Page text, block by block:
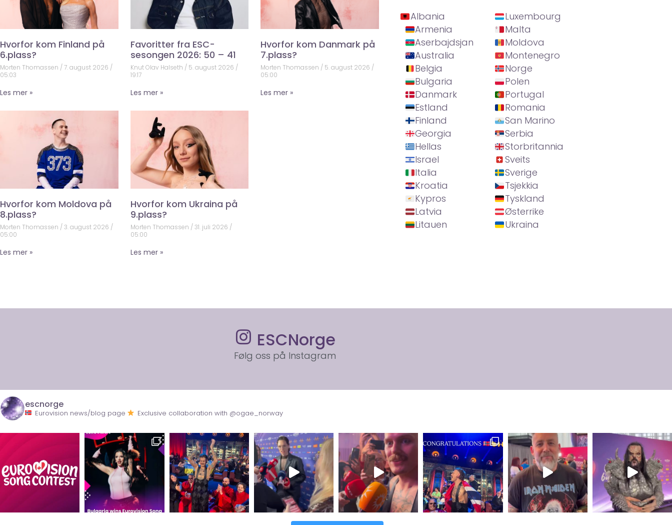
Hvorfor kom Finland på
6.plass?
Morten Thomassen
7. august 2026
05:03
Les mer »
Favoritter fra ESC-
sesongen 2026: 50 – 41
Knut Olav Halseth 5. august 2026
19:17
Les mer »
Hvorfor kom Danmark på
7.plass?
Morten Thomassen
5. august 2026
05:00
Les mer »
Hvorfor kom Moldova på
8.plass?
Morten Thomassen
3. august 2026
05:00
Les mer »
Hvorfor kom Ukraina på
9.plass?
Morten Thomassen 31. juli 2026
05:00
Les mer »
Albania
Armenia
Aserbajdsjan
Australia
Belgia
Bulgaria
Danmark
Estland
Finland
Georgia
Hellas
Israel
Italia
Kroatia
Kypros
Latvia
Litauen
Luxembourg
Malta
Moldova
Montenegro
Norge
Polen
Portugal
Romania
San Marino
Serbia
Storbritannia
Sveits
Sverige
Tsjekkia
Tyskland
Østerrike
Ukraina
ESCNorge
Følg oss på Instagram
escnorge
Eurovision news/blog page Exclusive collaboration with @ogae_norway